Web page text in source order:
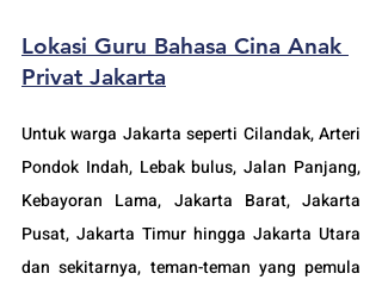
Lokasi Guru Bahasa Cina Anak
Privat Jakarta
Untuk warga Jakarta seperti Cilandak, Arteri
Pondok Indah, Lebak bulus, Jalan Panjang,
Kebayoran Lama, Jakarta Barat, Jakarta
Pusat, Jakarta Timur hingga Jakarta Utara
dan sekitarnya, teman-teman yang pemula